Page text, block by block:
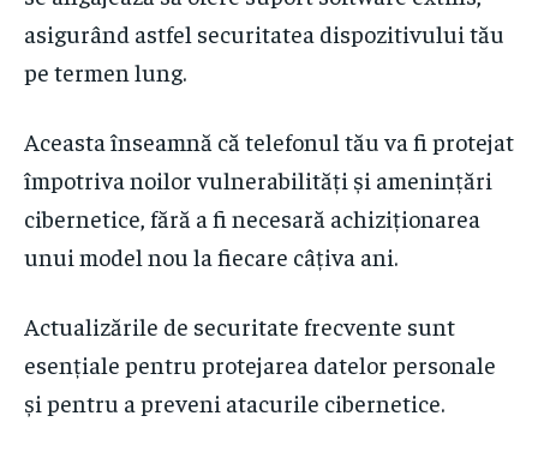
asigurând astfel securitatea dispozitivului tău
pe termen lung.
Aceasta înseamnă că telefonul tău va fi protejat
împotriva noilor vulnerabilități și amenințări
cibernetice, fără a fi necesară achiziționarea
unui model nou la fiecare câțiva ani.
Actualizările de securitate frecvente sunt
esențiale pentru protejarea datelor personale
și pentru a preveni atacurile cibernetice.